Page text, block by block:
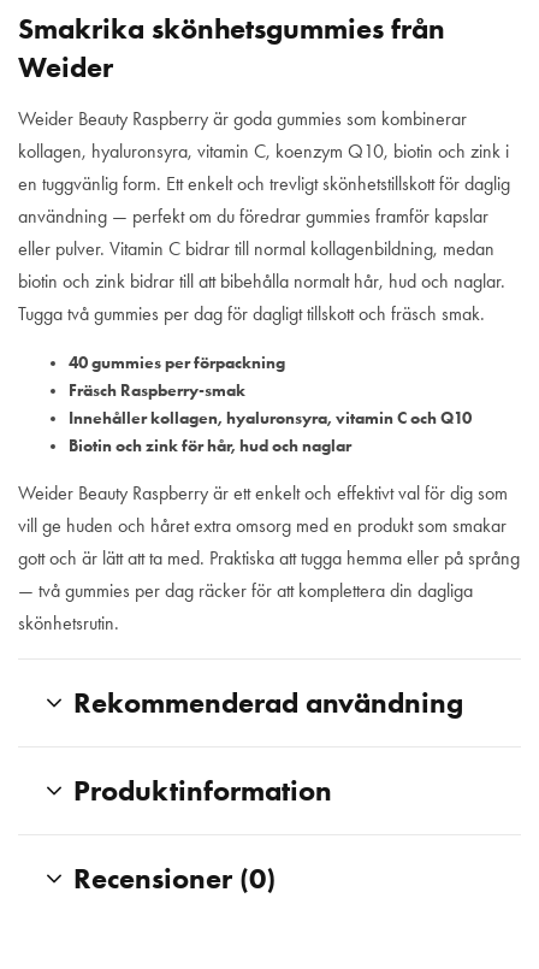
Smakrika skönhetsgummies från
Weider
Weider Beauty Raspberry är goda gummies som kombinerar
kollagen, hyaluronsyra, vitamin C, koenzym Q10, biotin och zink i
en tuggvänlig form. Ett enkelt och trevligt skönhetstillskott för daglig
användning — perfekt om du föredrar gummies framför kapslar
eller pulver. Vitamin C bidrar till normal kollagenbildning, medan
biotin och zink bidrar till att bibehålla normalt hår, hud och naglar.
Tugga två gummies per dag för dagligt tillskott och fräsch smak.
40 gummies per förpackning
Fräsch Raspberry-smak
Innehåller kollagen, hyaluronsyra, vitamin C och Q10
Biotin och zink för hår, hud och naglar
Weider Beauty Raspberry är ett enkelt och effektivt val för dig som
vill ge huden och håret extra omsorg med en produkt som smakar
gott och är lätt att ta med. Praktiska att tugga hemma eller på språng
— två gummies per dag räcker för att komplettera din dagliga
skönhetsrutin.
Rekommenderad användning
Produktinformation
Recensioner (0)